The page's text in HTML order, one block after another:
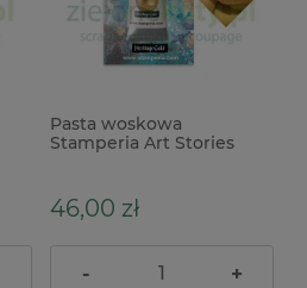
Pasta woskowa
Stamperia Art Stories
46,00 zł
- +